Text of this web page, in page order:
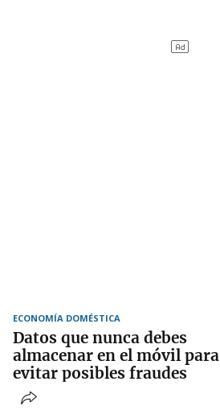
ECONOMÍA DOMÉSTICA
Datos que nunca debes
almacenar en el móvil para
evitar posibles fraudes